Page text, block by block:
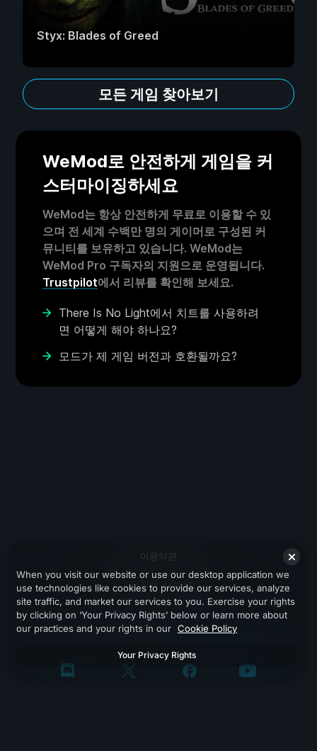
Styx: Blades of Greed
모든 게임 찾아보기
WeMod로 안전하게 게임을 커
스터마이징하세요
WeMod는 항상 안전하게 무료로 이용할 수 있
으며 전 세계 수백만 명의 게이머로 구성된 커
뮤니티를 보유하고 있습니다. WeMod는
WeMod Pro 구독자의 지원으로 운영됩니다.
Trustpilot에서 리뷰를 확인해 보세요.
There Is No Light에서 치트를 사용하려
면 어떻게 해야 하나요?
모드가 제 게임 버전과 호환될까요?
이용약관
개인정보처리방침
지원
When you visit our website or use our desktop application we
use technologies like cookies to provide our services, analyze
site traffic, and market our services to you. Exercise your rights
by clicking on ‘Your Privacy Rights’ below or learn more about
our practices and your rights in our Cookie Policy
Your Privacy Rights